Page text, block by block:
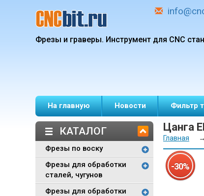
Фрезы и граверы. Инструмент для CNC
На главную Новости Фильтр
КАТАЛОГ
Фрезы по воску
Фрезы для обработки
сталей, чугунов
Фрезы для обработки
Цанга
Главная →
-30%